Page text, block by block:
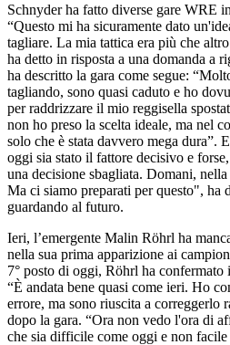
Schnyder ha fatto diverse gare WRE
“Questo mi ha sicuramente dato
tagliare. La mia tattica era più che
ha detto in risposta a una domanda a
ha descritto la gara come segue:
tagliando, sono quasi caduto e ho
per raddrizzare il mio reggisella
non ho preso la scelta ideale, ma nel
solo che è stata davvero mega dura”.
oggi sia stato il fattore decisivo e
una decisione sbagliata. Domani,
Ma ci siamo preparati per questo", ha
guardando al futuro.
Ieri, l’emergente Malin Röhrl ha
nella sua prima apparizione ai
7° posto di oggi, Röhrl ha confermato
“È andata bene quasi come ieri. Ho
errore, ma sono riuscita a correggerlo
dopo la gara. “Ora non vedo l'ora di
che sia difficile come oggi e non